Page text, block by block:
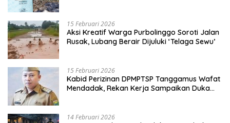
15 Februari 2026
Aksi Kreatif Warga Purbolinggo Soroti Jalan
Rusak, Lubang Berair Dijuluki ‘Telaga Sewu’
15 Februari 2026
Kabid Perizinan DPMPTSP Tanggamus Wafat
Mendadak, Rekan Kerja Sampaikan Duka
14 Februari 2026